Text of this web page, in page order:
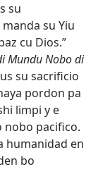
su
su Yiu
cu Dios.”
Mundu Nobo di
su sacrificio
pordon pa
limpi y e
nobo pacifico.
humanidad en
bo